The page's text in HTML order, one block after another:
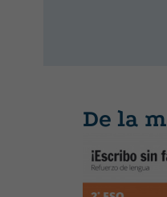
De la